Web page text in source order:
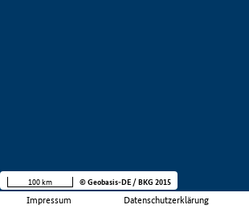
Impressum Datenschutzerklärung
100 km © Geobasis-DE / BKG 2015